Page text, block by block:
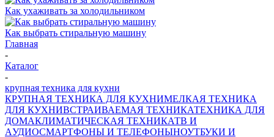
Как ухаживать за холодильником
Как выбрать стиральную машину
Главная
-
Каталог
-
крупная техника для кухни
КРУПНАЯ ТЕХНИКА ДЛЯ КУХНИМЕЛКАЯ ТЕХНИКА
ДЛЯ КУХНИВСТРАИВАЕМАЯ ТЕХНИКАТЕХНИКА ДЛЯ
ДОМАКЛИМАТИЧЕСКАЯ ТЕХНИКАТВ И
AУДИОСМАРТФОНЫ И ТЕЛЕФОНЫНОУТБУКИ И